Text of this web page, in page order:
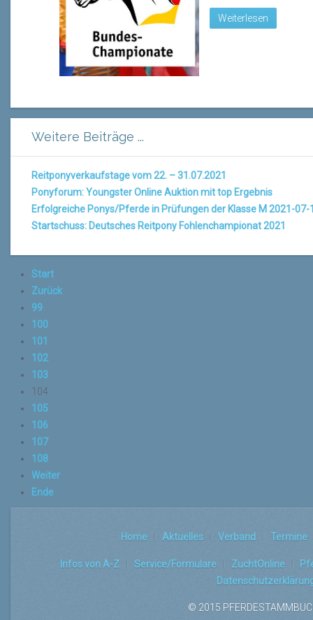
Weiterlesen
Weitere Beiträge ...
Reitponyverkaufstage vom 22. – 31.07.2021
Ponyforum: Youngster Online Auktion mit top Ergebnis
Erfolgreiche Ponys/Pferde in Prüfungen der Klasse M 2021-07-
Startschuss: Deutsches Reitpony Fohlenchampionat 2021
Start
Zurück
99
100
101
102
103
104
105
106
107
108
Weiter
Ende
Home Aktuelles Verband Termine
Infos von A-Z Service/Formulare ZuchtOnline
© 2015